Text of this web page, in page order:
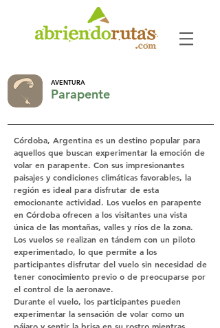
AVENTURA
Parapente
Córdoba, Argentina es un destino popular para
aquellos que buscan experimentar la emoción de
volar en parapente. Con sus impresionantes
paisajes y condiciones climáticas favorables, la
región es ideal para disfrutar de esta
emocionante actividad. Los vuelos en parapente
en Córdoba ofrecen a los visitantes una vista
única de las montañas, valles y ríos de la zona.
Los vuelos se realizan en tándem con un piloto
experimentado, lo que permite a los
participantes disfrutar del vuelo sin necesidad de
tener conocimiento previo o de preocuparse por
el control de la aeronave.
Durante el vuelo, los participantes pueden
experimentar la sensación de volar como un